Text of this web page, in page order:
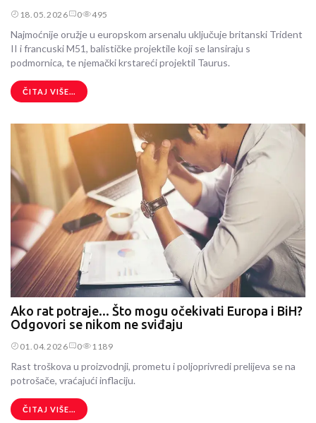
18.05.2026 0 495
Najmoćnije oružje u europskom arsenalu uključuje britanski Trident
II i francuski M51, balističke projektile koji se lansiraju s
podmornica, te njemački krstareći projektil Taurus.
ČITAJ VIŠE...
Ako rat potraje... Što mogu očekivati Europa i BiH?
Odgovori se nikom ne sviđaju
01.04.2026 0 1189
Rast troškova u proizvodnji, prometu i poljoprivredi prelijeva se na
potrošače, vraćajući inflaciju.
ČITAJ VIŠE...